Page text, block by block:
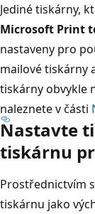
Jediné tiskárny,
Microsoft Print
nastaveny pro
mailové tiskárny
tiskárny obvykle
naleznete v části
Nastavte
tiskárnu
Prostřednictvím
tiskárnu jako